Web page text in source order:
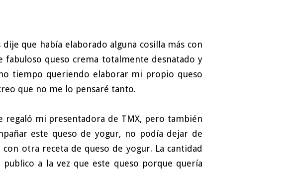
que había elaborado alguna cosilla más con
fabuloso queso crema totalmente desnatado y
tiempo queriendo elaborar mi propio queso
que no me lo pensaré tanto.
regaló mi presentadora de TMX, pero también
este queso de yogur, no podía dejar de
otra receta de queso de yogur. La cantidad
a la vez que este queso porque quería